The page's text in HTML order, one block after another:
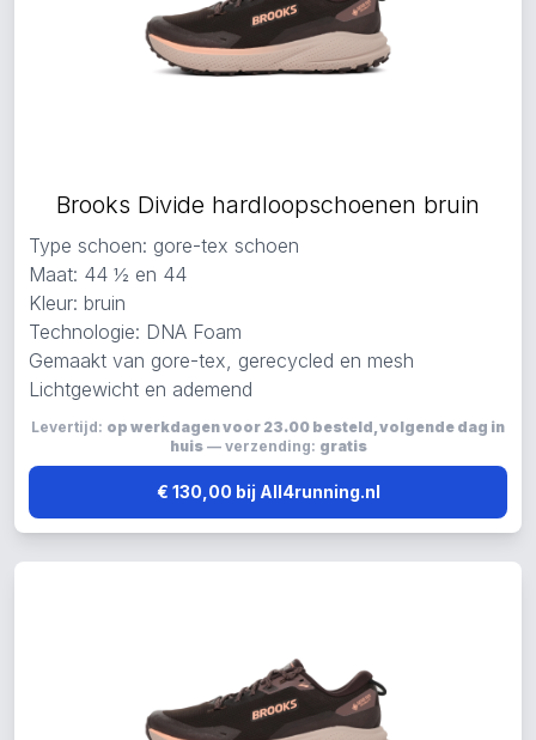
Brooks Divide hardloopschoenen bruin
Type schoen: gore-tex schoen
Maat: 44 ½ en 44
Kleur: bruin
Technologie: DNA Foam
Gemaakt van gore-tex, gerecycled en mesh
Lichtgewicht en ademend
Levertijd: op werkdagen voor 23.00 besteld, volgende dag in
huis— verzending: gratis
€ 130,00 bij All4running.nl